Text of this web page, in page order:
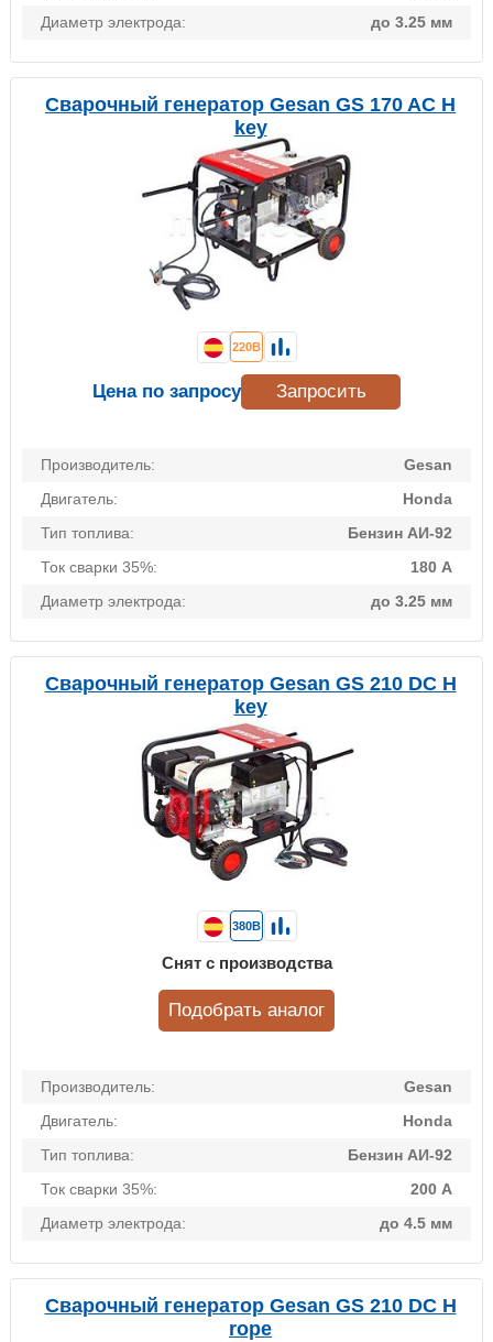
Диаметр электрода:
до 3.25 мм
Сварочный генератор Gesan GS 170 AC H
key
Производитель:
Gesan
Двигатель:
Honda
Тип топлива:
Бензин АИ-92
Ток сварки 35%:
180 А
Диаметр электрода:
до 3.25 мм
220В
Цена по запросу Запросить
Сварочный генератор Gesan GS 210 DC H
key
Производитель:
Gesan
Двигатель:
Honda
Тип топлива:
Бензин АИ-92
Ток сварки 35%:
200 А
Диаметр электрода:
до 4.5 мм
380В
Снят с производства
Подобрать аналог
Сварочный генератор Gesan GS 210 DC H
rope